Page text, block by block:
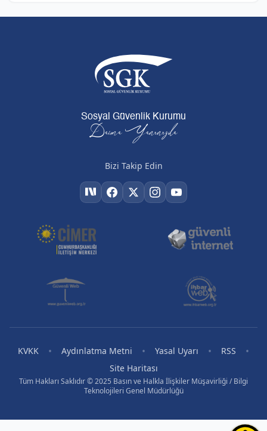
Sosyal Güvenlik Kurumu
Daima Yanınızda
Bizi Takip Edin
KVKK • Aydınlatma Metni • Yasal Uyarı • RSS •
Site Haritası
Tüm Hakları Saklıdır © 2025 Basın ve Halkla İlişkiler Müşavirliği / Bilgi
Teknolojileri Genel Müdürlüğü